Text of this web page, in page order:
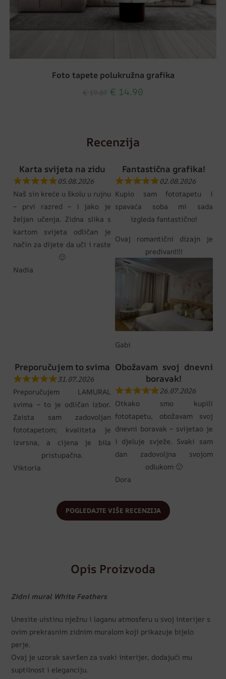
Foto tapete polukružna grafika
€ 14.90
Recenzija
Karta svijeta na zidu
05.08.2026
Naš sin kreće u školu u rujnu
– prvi razred – i jako je
željan učenja. Zidna slika s
kartom svijeta odličan je
način za dijete da uči i raste
🙂
Nadia
Fantastična grafika!
02.08.2026
Kupio sam fototapetu i
spavaća soba mi sada
izgleda fantastično!
Ovaj romantični dizajn je
predivan!!!!
Gabi
Preporučujem to svima
31.07.2026
Preporučujem LAMURAL
svima – to je odličan izbor.
Zaista sam zadovoljan
fototapetom; kvaliteta je
izvrsna, a cijena je bila
pristupačna.
Viktoria
Obožavam svoj dnevni
boravak!
26.07.2026
Otkako smo kupili
fototapetu, obožavam svoj
dnevni boravak – svijetao je
i djeluje svježe. Svaki sam
dan zadovoljna svojom
odlukom 🙂
Dora
POGLEDAJTE VIŠE RECENZIJA
Opis Proizvoda
Zidni mural White Feathers
Unesite uistinu nježnu i laganu atmosferu u svoj interijer s
ovim prekrasnim zidnim muralom koji prikazuje bijelo
perje.
Ovaj je uzorak savršen za svaki interijer, dodajući mu
suptilnost i eleganciju.